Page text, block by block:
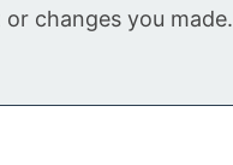
or changes you made.